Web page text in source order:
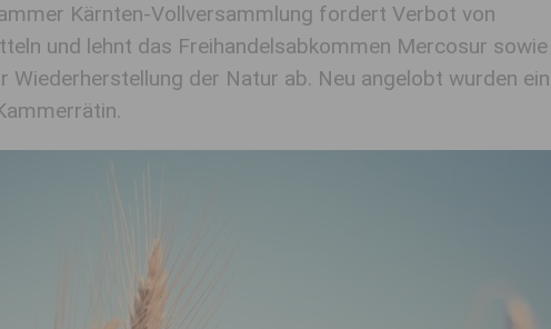
Kärnten-Vollversammlung fordert Verbot von
und lehnt das Freihandelsabkommen Mercosur sowie
Wiederherstellung der Natur ab. Neu angelobt wurden ein